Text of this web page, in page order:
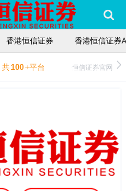
香港恒信证券 香港恒信证券
共100+平台 恒信证券官网